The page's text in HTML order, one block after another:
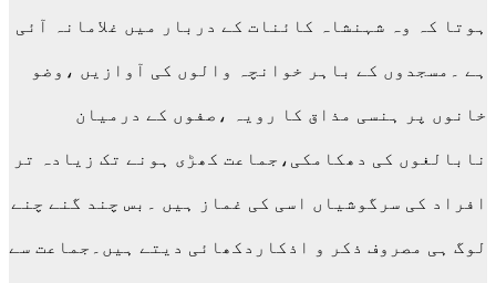
ہوتا کہ وہ شہنشاہ کائنات کے دربار میں غلامانہ آئی
ہے ۔مسجدوں کے باہر خوانچہ والوں کی آوازیں ،وضو
خانوں پر ہنسی مذاق کا رویہ ،صفوں کے درمیان
نابالغوں کی دھکامکی،جماعت کھڑی ہونے تک زیادہ تر
افراد کی سرگوشیاں اسی کی غماز ہیں ۔بس چند گنے چنے
لوگ ہی مصروف ذکر و اذکاردکھائی دیتے ہیں۔جماعت سے